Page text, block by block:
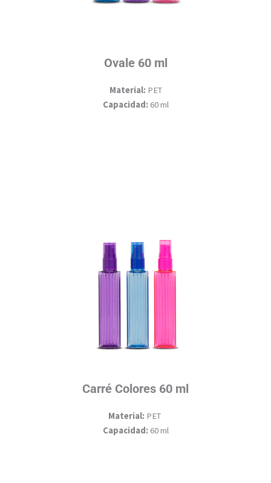
Ovale 60 ml
Material: PET
Capacidad: 60 ml
Carré Colores 60 ml
Material: PET
Capacidad: 60 ml